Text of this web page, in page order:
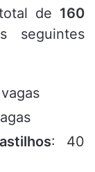
de 160
seguintes
: 40